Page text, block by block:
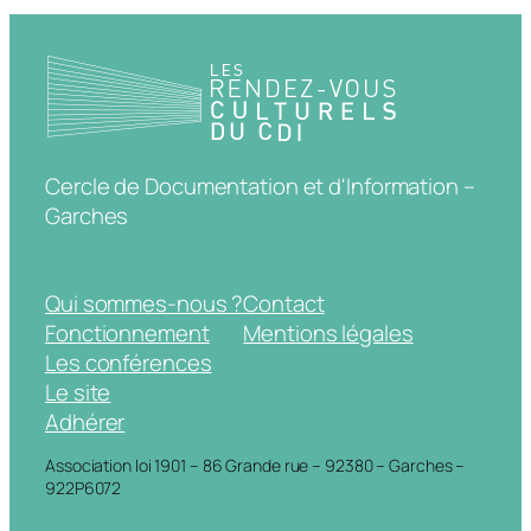
Cercle de Documentation et d'Information –
Garches
Qui sommes-nous ?
Fonctionnement
Les conférences
Le site
Adhérer
Contact
Mentions légales
Association loi 1901 – 86 Grande rue – 92380 – Garches –
922P6072